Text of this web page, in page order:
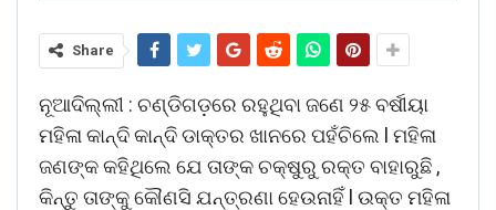
Share
ନୂଆଦିଲ୍ଲୀ : ଚଣ୍ଡିଗଡ଼ରେ ରହୁଥିବା ଜଣେ ୨୫ ବର୍ଷୀୟା
ମହିଳା କାନ୍ଦି କାନ୍ଦି ଡାକ୍ତର ଖାନରେ ପହଁଚିଲେ l ମହିଳା
ଜଣଙ୍କ କହିଥିଲେ ଯେ ତାଙ୍କ ଚକ୍ଷୁରୁ ରକ୍ତ ବାହାରୁଛି ,
କିନ୍ତୁ ତାଙ୍କୁ କୌଣସି ଯନ୍ତ୍ରଣା ହେଉନାହିଁ l ଉକ୍ତ ମହିଳା